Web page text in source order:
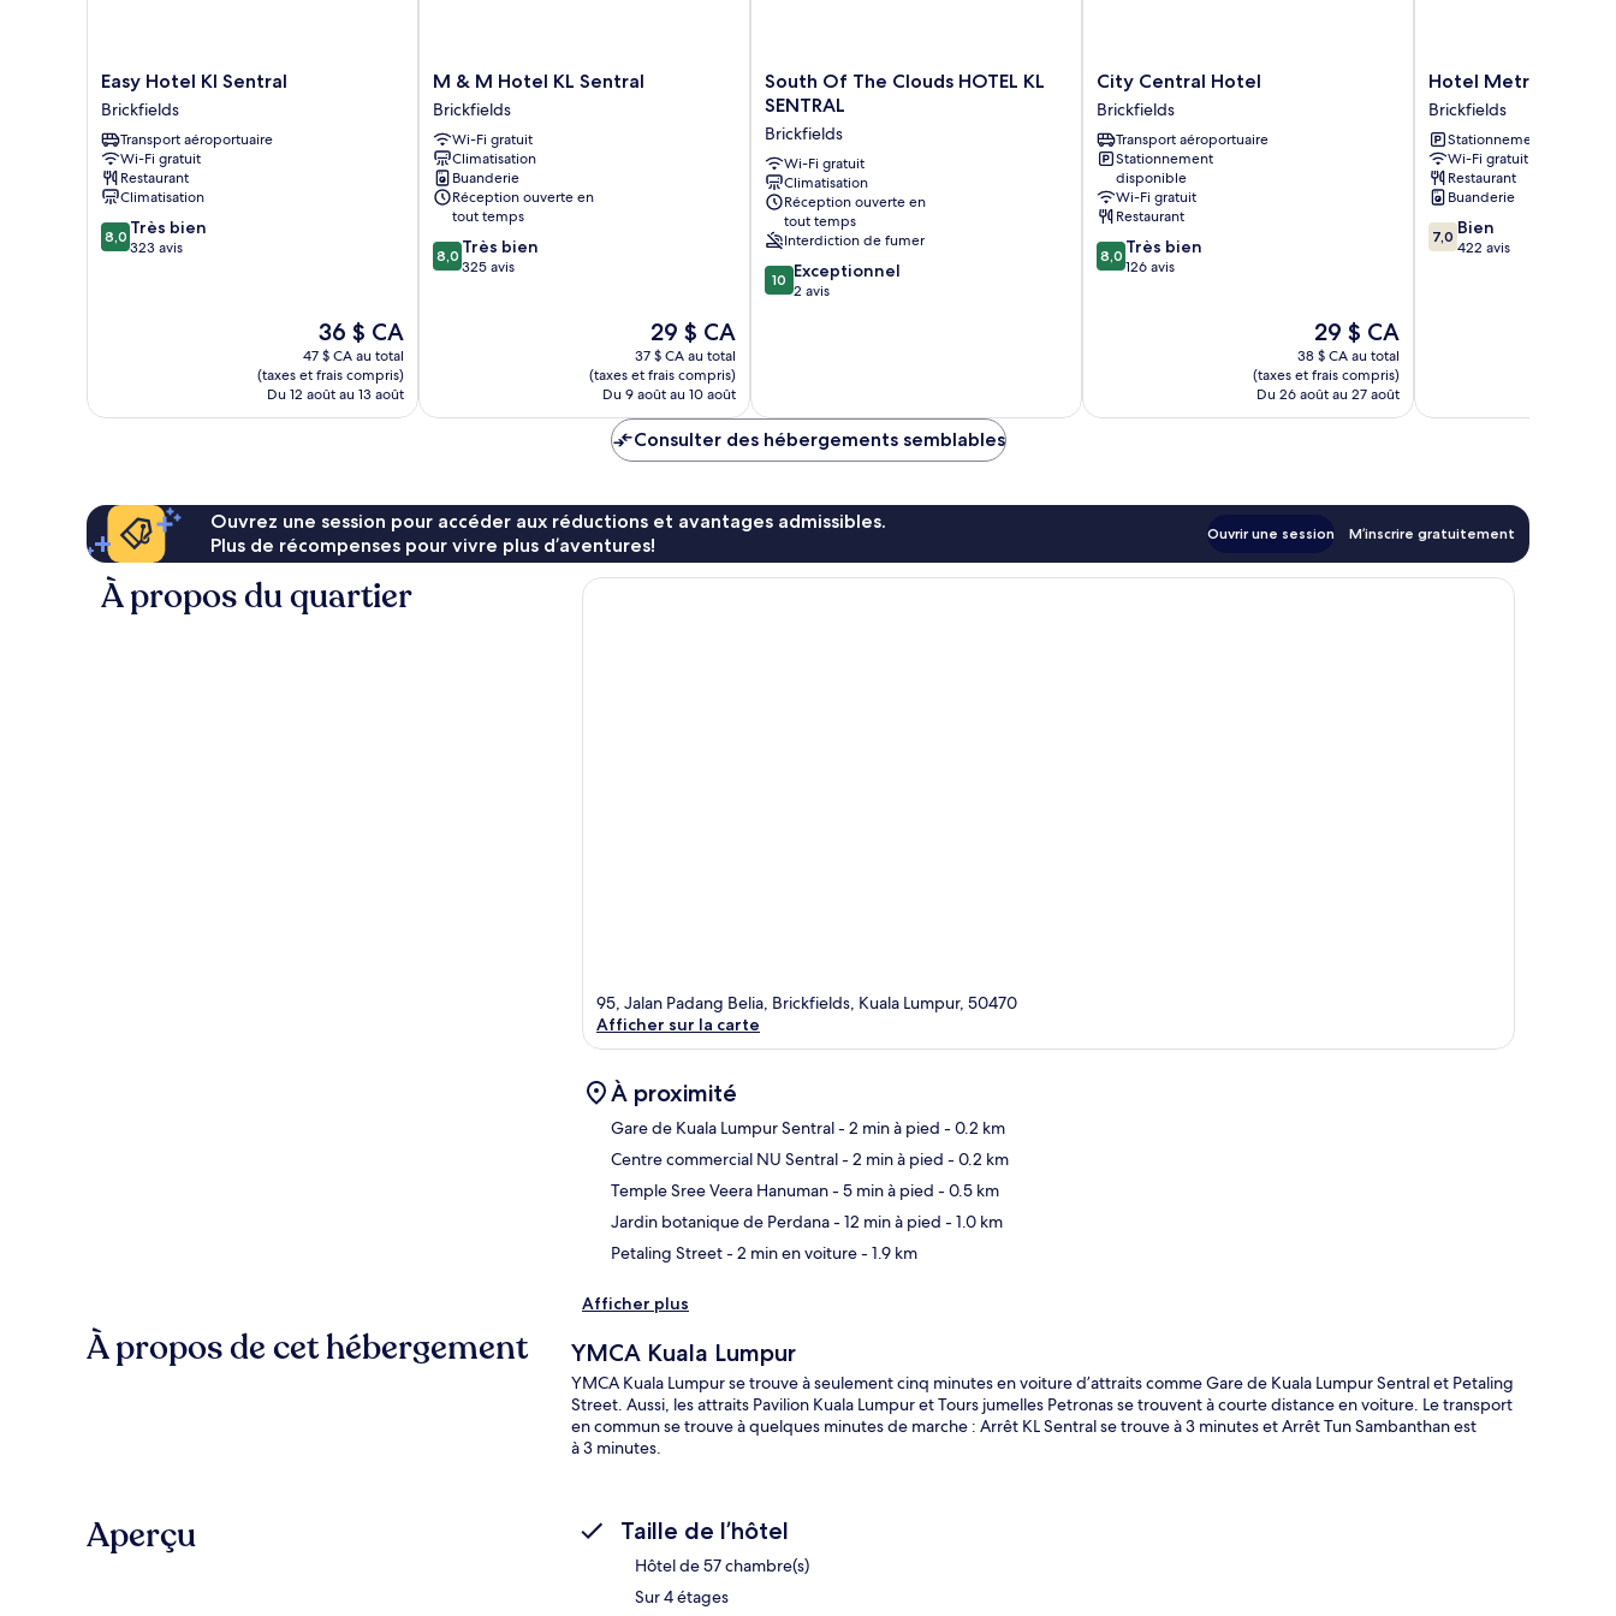
Easy
Hotel
Kl
Sentral
Brickfields
Easy Hotel Kl Sentral
Brickfields
Transport aéroportuaire
Wi-Fi gratuit
Restaurant
Climatisation
8.0
sur
8,0 Très bien
323 avis
Le
prix
est
de
36 $ CA
36 $ CA
47 $ CA au total
(taxes et frais compris)
Du 12 août au 13 août
M
&
M
Hotel
KL
Sentral
Brickfields
M & M Hotel KL Sentral
Brickfields
Wi-Fi gratuit
Climatisation
Buanderie
Réception ouverte en
tout temps
8.0
sur
8,0 Très bien
325 avis
Le
prix
est
de
29 $ CA
29 $ CA
37 $ CA au total
(taxes et frais compris)
Du 9 août au 10 août
South
Of
Clouds
HOTEL
KL
SENTRAL
Brickfields
South Of The Clouds HOTEL KL
SENTRAL
Brickfields
Wi-Fi gratuit
Climatisation
Réception ouverte en
tout temps
Interdiction de fumer
10.0
sur
10 Exceptionnel
2 avis
City
Central
Hotel
Brickfields
City Central Hotel
Brickfields
Transport aéroportuaire
Stationnement
disponible
Wi-Fi gratuit
Restaurant
8.0
sur
8,0 Très bien
126 avis
Le
prix
est
de
29 $ CA
29 $ CA
38 $ CA au total
(taxes et frais compris)
Du 26 août au 27 août
Hotel
Metro
at
KL
Sentral
Brickfields
Hotel Metro at KL
Brickfields
Stationnement gratuit
Wi-Fi gratuit
Restaurant
Buanderie
7.0
sur
7,0 Bien
422 avis
Consulter des hébergements semblables
Ouvrez une session pour accéder aux réductions et avantages admissibles.
Plus de récompenses pour vivre plus d’aventures!
Ouvrir une session M’inscrire gratuitement
À propos du quartier
95, Jalan Padang Belia, Brickfields, Kuala Lumpur, 50470
Afficher sur la carte
À proximité
Gare de Kuala Lumpur Sentral- 2 min à pied - 0.2 km
Centre commercial NU Sentral- 2 min à pied - 0.2 km
Temple Sree Veera Hanuman- 5 min à pied - 0.5 km
Jardin botanique de Perdana- 12 min à pied - 1.0 km
Petaling Street- 2 min en voiture- 1.9 km
Afficher plus
À propos de cet hébergement YMCA Kuala Lumpur
YMCA Kuala Lumpur se trouve à seulement cinq minutes en voiture d’attraits comme Gare de Kuala Lumpur Sentral et Petaling
Street. Aussi, les attraits Pavilion Kuala Lumpur et Tours jumelles Petronas se trouvent à courte distance en voiture. Le transport
en commun se trouve à quelques minutes de marche : Arrêt KL Sentral se trouve à 3 minutes et Arrêt Tun Sambanthan est
à 3 minutes.
Aperçu Taille de l’hôtel
Hôtel de 57 chambre(s)
Sur 4 étages